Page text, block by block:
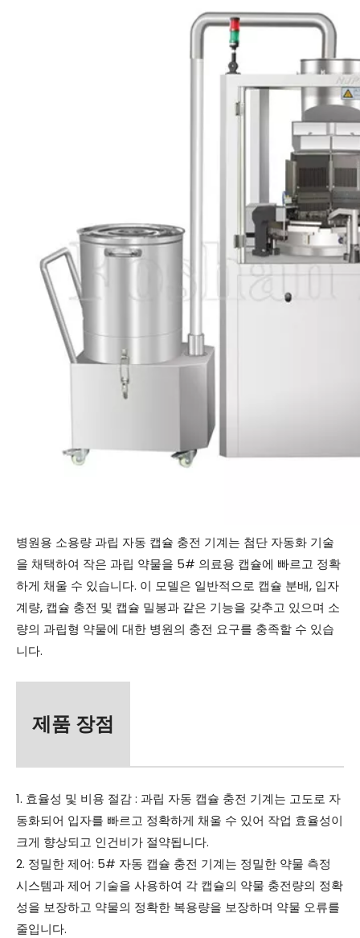
병원용 소용량 과립 자동 캡슐 충전 기계는 첨단 자동화 기술
을 채택하여 작은 과립 약물을 5# 의료용 캡슐에 빠르고 정확
하게 채울 수 있습니다. 이 모델은 일반적으로 캡슐 분배, 입자
계량, 캡슐 충전 및 캡슐 밀봉과 같은 기능을 갖추고 있으며 소
량의 과립형 약물에 대한 병원의 충전 요구를 충족할 수 있습
니다.
제품 장점
1. 효율성 및 비용 절감 : 과립 자동 캡슐 충전 기계는 고도로 자
동화되어 입자를 빠르고 정확하게 채울 수 있어 작업 효율성이
크게 향상되고 인건비가 절약됩니다.
2. 정밀한 제어: 5# 자동 캡슐 충전 기계는 정밀한 약물 측정
시스템과 제어 기술을 사용하여 각 캡슐의 약물 충전량의 정확
성을 보장하고 약물의 정확한 복용량을 보장하며 약물 오류를
줄입니다.